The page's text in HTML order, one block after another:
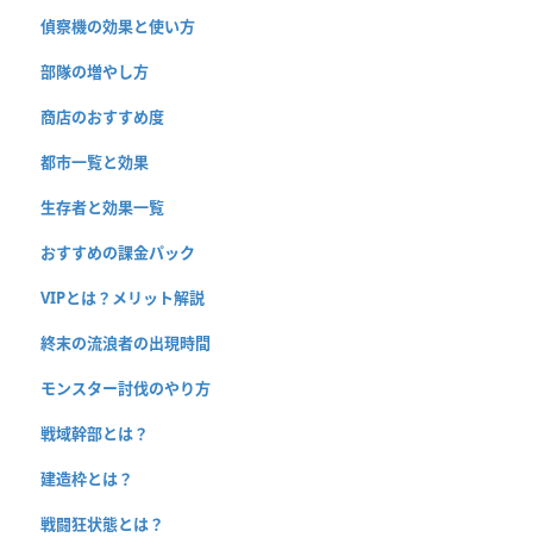
偵察機の効果と使い方
部隊の増やし方
商店のおすすめ度
都市一覧と効果
生存者と効果一覧
おすすめの課金パック
VIPとは？メリット解説
終末の流浪者の出現時間
モンスター討伐のやり方
戦域幹部とは？
建造枠とは？
戦闘狂状態とは？